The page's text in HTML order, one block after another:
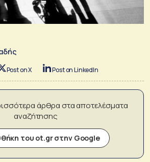
Post on X Post on LinkedIn
άρθρα στα αποτελέσματα
αναζήτησης
του ot.gr στην Google